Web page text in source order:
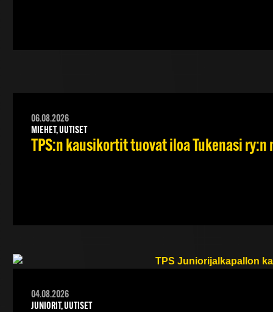
06.08.2026
MIEHET, UUTISET
TPS:n kausikortit tuovat iloa Tukenasi
04.08.2026
JUNIORIT, UUTISET